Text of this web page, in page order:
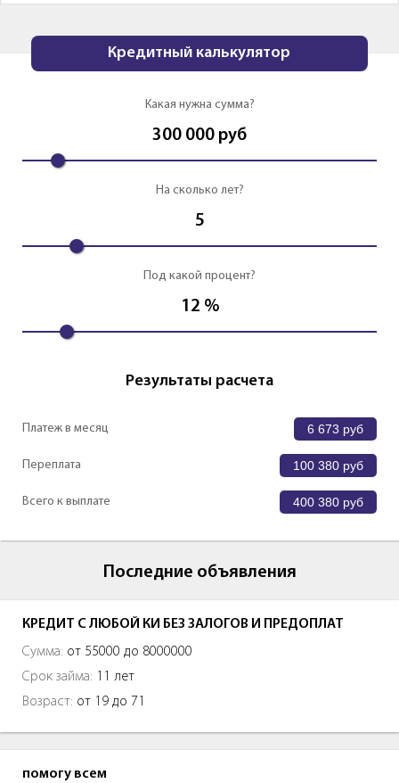
Кредитный калькулятор
Какая нужна сумма?
300 000 руб
На сколько лет?
5
Под какой процент?
12 %
Результаты расчета
Платеж в месяц 6 673 руб
Переплата 100 380 руб
Всего к выплате 400 380 руб
Последние объявления
КРЕДИТ С ЛЮБОЙ КИ БЕЗ ЗАЛОГОВ И ПРЕДОПЛАТ
Сумма: от 55000 до 8000000
Срок займа: 11 лет
Возраст: от 19 до 71
помогу всем